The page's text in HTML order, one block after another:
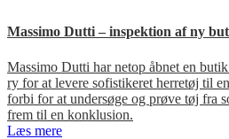
Massimo Dutti – inspektion af ny
Massimo Dutti har netop åbnet en
ry for at levere sofistikeret herretøj til
forbi for at undersøge og prøve tøj fra
frem til en konklusion.
Læs mere